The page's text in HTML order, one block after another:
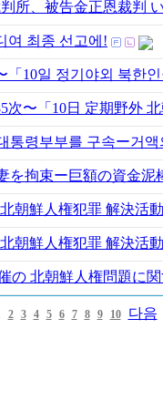
所、被告金正恩裁判
여 최종 선고에!
「10일 정기야외 북한
次〜「10日 定期野外
통령부부를 구속ー거
を拘束ー巨額の資金
朝鮮人権犯罪 解決活動
朝鮮人権犯罪 解決活動
の 北朝鮮人権問題に
2 3 4 5 6 7 8 9 10 다음